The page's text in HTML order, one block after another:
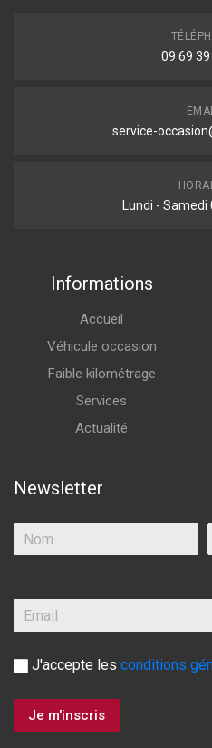
09 69
service-
Lundi -
Informations
Accueil
Véhicule occasion
Faible kilométrage
Services
Actualité
Newsletter
J'accepte les conditions